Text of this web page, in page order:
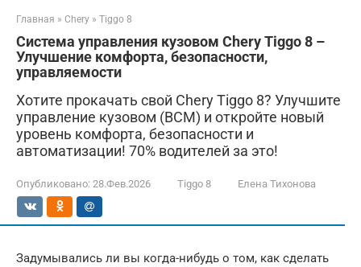
Главная » Chery » Tiggo 8
Система управления кузовом Chery Tiggo 8 –
Улучшение комфорта, безопасности,
управляемости
Хотите прокачать свой Chery Tiggo 8? Улучшите
управление кузовом (BCM) и откройте новый
уровень комфорта, безопасности и
автоматизации! 70% водителей за это!
Опубликовано: 28.Фев.2026 Tiggo 8 Елена Тихонова
Задумывались ли вы когда-нибудь о том, как сделать